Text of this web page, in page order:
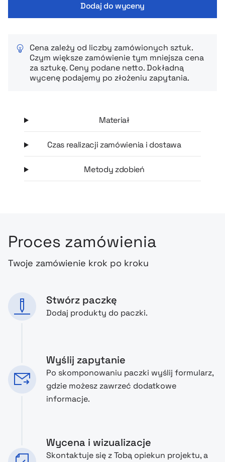
Dodaj do wyceny
Cena zależy od liczby zamówionych sztuk.
Czym większe zamówienie tym mniejsza cena
za sztukę. Ceny podane netto. Dokładną
wycenę podajemy po złożeniu zapytania.
Materiał
Czas realizacji zamówienia i dostawa
Metody zdobień
Proces zamówienia
Twoje zamówienie krok po kroku
Stwórz paczkę
Dodaj produkty do paczki.
Wyślij zapytanie
Po skomponowaniu paczki wyślij formularz,
gdzie możesz zawrzeć dodatkowe
informacje.
Wycena i wizualizacje
Skontaktuje się z Tobą opiekun projektu, a